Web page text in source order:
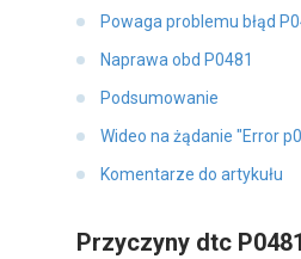
Powaga problemu błąd
Naprawa obd P0481
Podsumowanie
Wideo na żądanie "Error
Komentarze do artykułu
Przyczyny dtc P0481